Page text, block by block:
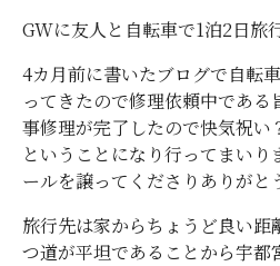
GWに友人と自転車で1泊2日旅
4カ月前に書いたブログで自転
ってきたので修理依頼中であ
事修理が完了したので快気祝い
ということになり行ってまいり
ールを譲ってくださりありがと
旅行先は家からちょうど良い距
つ道が平坦であることから宇都